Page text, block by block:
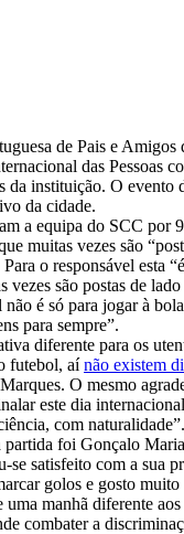
de Pais e
das Pessoas
da instituição. O evento
da cidade.
a equipa do SCC por
muitas vezes são
o responsável esta
vezes são postas de
é só para jogar à
para sempre”.
diferente para os
futebol, aínão existem
O mesmo
este dia
com naturalidade”.
partida foi Gonçalo
se satisfeito com a sua
golos e gosto
manhã diferente
combater a